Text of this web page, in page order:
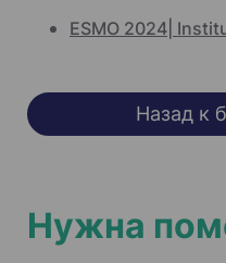
ESMO 2024|
Назад к
Нужна